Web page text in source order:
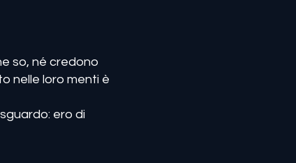
so, né credono
nelle loro menti è
ero di